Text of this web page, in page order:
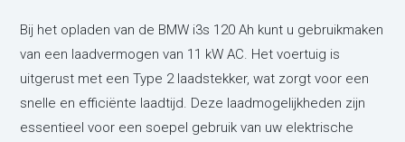
Bij het opladen van de BMW i3s 120 Ah kunt u gebruikmaken
van een laadvermogen van 11 kW AC. Het voertuig is
uitgerust met een Type 2 laadstekker, wat zorgt voor een
snelle en efficiënte laadtijd. Deze laadmogelijkheden zijn
essentieel voor een soepel gebruik van uw elektrische